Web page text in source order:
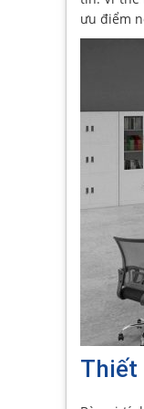
ưu điểm
Thiết